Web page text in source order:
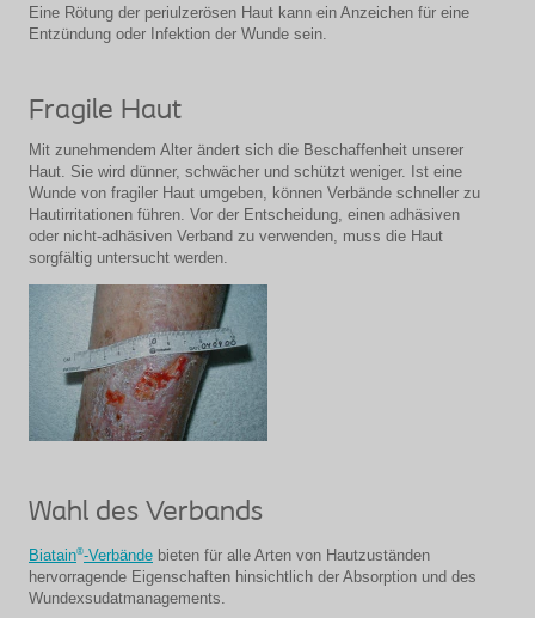
Eine Rötung der periulzerösen Haut kann ein Anzeichen für eine
Entzündung oder Infektion der Wunde sein.
Fragile Haut
Mit zunehmendem Alter ändert sich die Beschaffenheit unserer
Haut. Sie wird dünner, schwächer und schützt weniger. Ist eine
Wunde von fragiler Haut umgeben, können Verbände schneller zu
Hautirritationen führen. Vor der Entscheidung, einen adhäsiven
oder nicht-adhäsiven Verband zu verwenden, muss die Haut
sorgfältig untersucht werden.
Wahl des Verbands
Biatain®-Verbände bieten für alle Arten von Hautzuständen
hervorragende Eigenschaften hinsichtlich der Absorption und des
Wundexsudatmanagements.